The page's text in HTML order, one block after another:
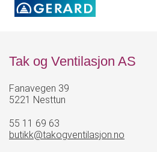
Tak og Ventilasjon AS
Fanavegen 39
5221 Nesttun
55 11 69 63
butikk@takogventilasjon.no